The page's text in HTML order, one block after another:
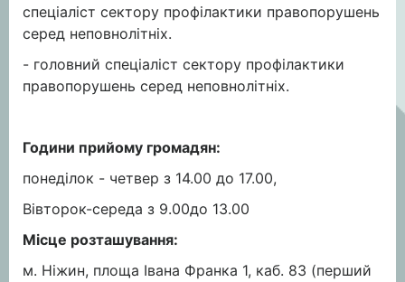
спеціаліст сектору профілактики правопорушень
серед неповнолітніх.
- головний спеціаліст сектору профілактики
правопорушень серед неповнолітніх.
Години прийому громадян:
понеділок - четвер з 14.00 до 17.00,
Вівторок-середа з 9.00до 13.00
Місце розташування:
м. Ніжин, площа Івана Франка 1, каб. 83 (перший